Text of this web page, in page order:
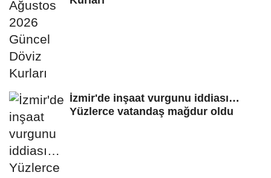
İzmir'de inşaat vurgunu iddiası…
Yüzlerce vatandaş mağdur oldu